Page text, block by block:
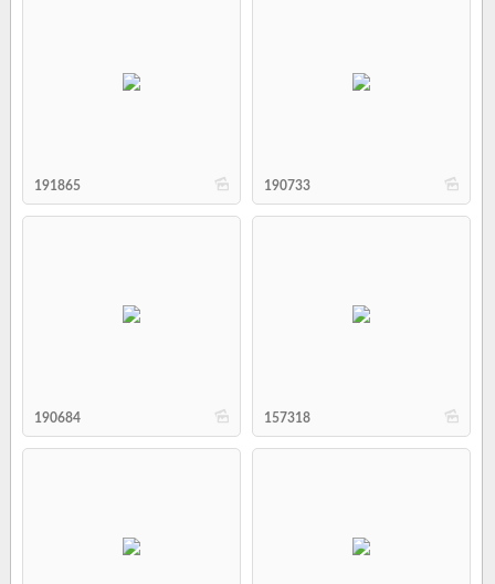
b
191865 b
190733
b
190684 b
157318